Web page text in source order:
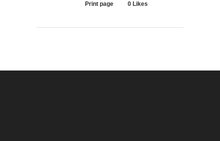
Print page 0Likes